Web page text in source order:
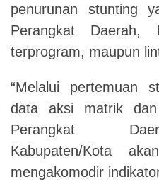
penurunan stunting
Perangkat Daerah,
terprogram, maupun
“Melalui pertemuan
data aksi matrik
Perangkat
Kabupaten/Kota
mengakomodir